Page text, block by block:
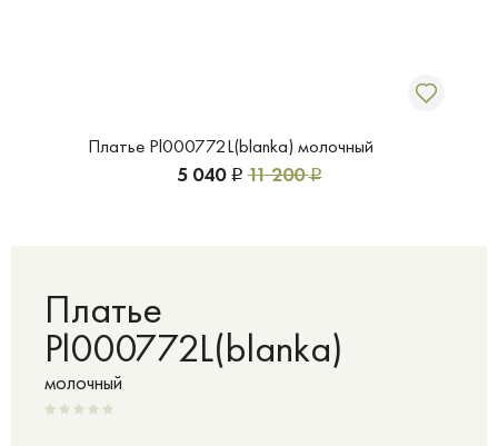
Платье Pl000772L(blanka) молочный
5 040 Р 11 200Р
Платье
Pl000772L(blanka)
молочный